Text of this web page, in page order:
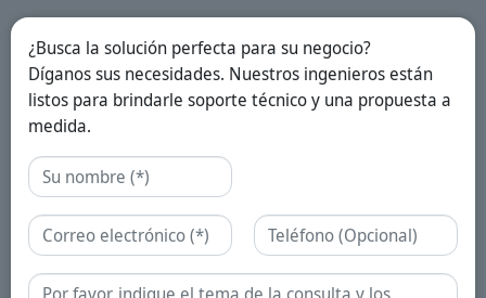
¿Busca la solución perfecta para su negocio?
Díganos sus necesidades. Nuestros ingenieros están
listos para brindarle soporte técnico y una propuesta a
medida.
Nombre
Correo electrónico Teléfono
Consulta